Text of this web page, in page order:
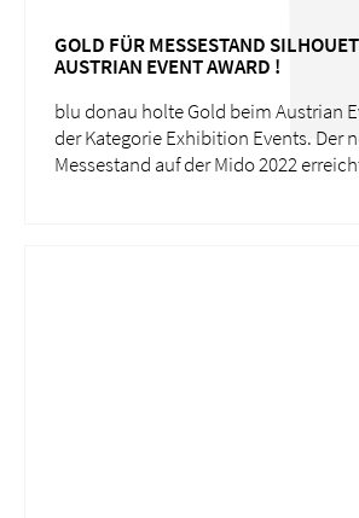
GOLD FÜR MESSESTAND
AUSTRIAN EVENT AWARD !
blu donau holte Gold beim Austrian
der Kategorie Exhibition Events. Der
Messestand auf der Mido 2022